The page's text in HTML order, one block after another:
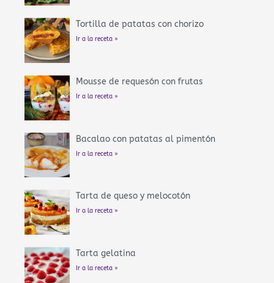
Tortilla de patatas con chorizo
Ir a la receta »
Mousse de requesón con frutas
Ir a la receta »
Bacalao con patatas al pimentón
Ir a la receta »
Tarta de queso y melocotón
Ir a la receta »
Tarta gelatina
Ir a la receta »